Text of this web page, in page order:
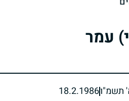
עמר
תשמ"ו18.2.1986